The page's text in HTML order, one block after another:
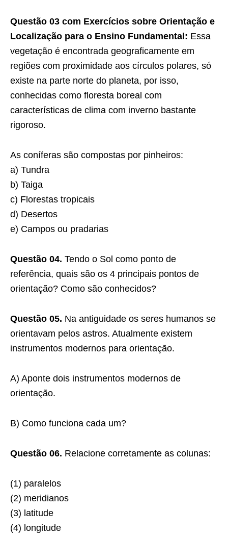
Questão 03 com Exercícios sobre Orientação e
Localização para o Ensino Fundamental: Essa
vegetação é encontrada geograficamente em
regiões com proximidade aos círculos polares, só
existe na parte norte do planeta, por isso,
conhecidas como floresta boreal com
características de clima com inverno bastante
rigoroso.
As coníferas são compostas por pinheiros:
a) Tundra
b) Taiga
c) Florestas tropicais
d) Desertos
e) Campos ou pradarias
Questão 04. Tendo o Sol como ponto de
referência, quais são os 4 principais pontos de
orientação? Como são conhecidos?
Questão 05. Na antiguidade os seres humanos se
orientavam pelos astros. Atualmente existem
instrumentos modernos para orientação.
A) Aponte dois instrumentos modernos de
orientação.
B) Como funciona cada um?
Questão 06. Relacione corretamente as colunas:
(1) paralelos
(2) meridianos
(3) latitude
(4) longitude